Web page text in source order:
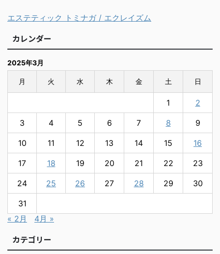
エステティック トミナガ / エクレイズム
カレンダー
2025年3月
月 火 水 木 金 土 日
1 2
3 4 5 6 7 8 9
10 11 12 13 14 15 16
17 18 19 20 21 22 23
24 25 26 27 28 29 30
31
« 2月
4月 »
カテゴリー